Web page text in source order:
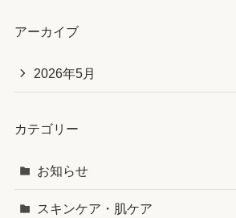
アーカイブ
2026年5月
カテゴリー
お知らせ
スキンケア・肌ケア